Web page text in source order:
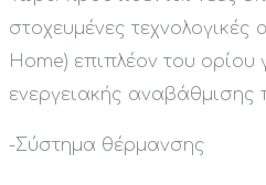
στοχευμένες τεχνολογικές
Home) επιπλέον του ορίου
ενεργειακής αναβάθμισης
-Σύστημα θέρμανσης